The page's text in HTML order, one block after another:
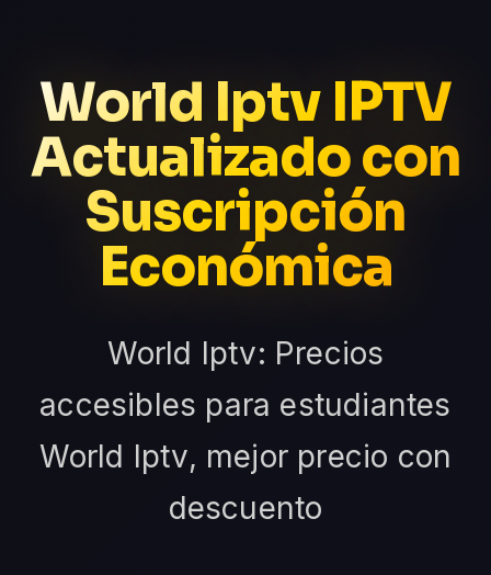
World Iptv IPTV
Actualizado con
Suscripción
Económica
World Iptv: Precios
accesibles para estudiantes
World Iptv, mejor precio con
descuento